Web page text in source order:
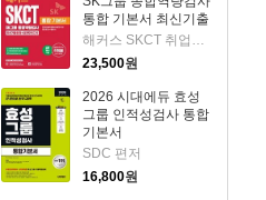
통합 기본서 최신기출
유형+실전모의고사 해커스 SKCT 취업교육연구소 저
23,500원
2026 시대에듀 효성
그룹 인적성검사 통합
기본서
SDC 편저
16,800원